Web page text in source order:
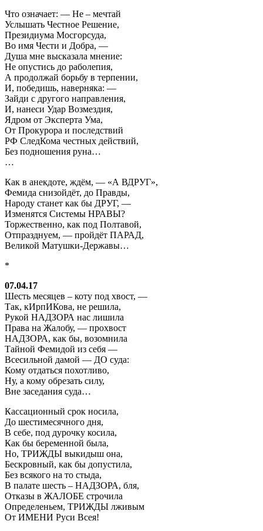
Что означает: — Не – мечтай
Услышать Честное Решение,
Президиума Мосгорсуда,
Во имя Чести и Добра, —
Душа мне высказала мнение:
Не опустись до раболепия,
А продолжай борьбу в терпении,
И, победишь, наверняка: —
Зайди с другого направления,
И, нанеси Удар Возмездия,
Ядром от Эксперта Ума,
От Прокурора и последствий
РФ СледКома честных действий,
Без подношения руна…
…
Как в анекдоте, ждём, — «А ВДРУГ»,
Фемида снизойдёт, до Правды,
Народу станет как бы ДРУГ, —
Изменятся Системы НРАВЫ?
Торжественно, как под Полтавой,
Отпразднуем, — пройдёт ПАРАД,
Великой Матушки-Державы…
*
07.04.17
Шесть месяцев – коту под хвост, —
Так, кИрпИКова, не решила,
Рукой НАДЗОРА нас лишила
Права на Жалобу, — прохвост
НАДЗОРА, как бы, возомнила
Тайной Фемидой из себя —
Всесильной дамой — ДО суда:
Кому отдаться похотливо,
Ну, а кому обрезать силу,
Вне заседания суда…
Кассационный срок носила,
До шестимесячного дня,
В себе, под дурочку косила,
Как бы беременной была,
Но, ТРИЖДЫ выкидыш она,
Бескровный, как бы допустила,
Без всякого на то стыда,
В палате шесть – НАДЗОРА, бля,
Отказы в ЖАЛОБЕ строчила
Определеньем, ТРИЖДЫ лживым
От ИМЕНИ Руси Всея!